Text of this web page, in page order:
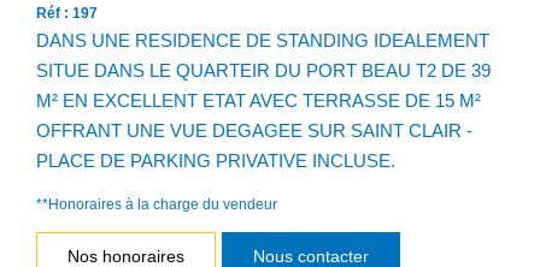
Réf : 197
DANS UNE RESIDENCE DE STANDING IDEALEMENT
SITUE DANS LE QUARTEIR DU PORT BEAU T2 DE 39
M² EN EXCELLENT ETAT AVEC TERRASSE DE 15 M²
OFFRANT UNE VUE DEGAGEE SUR SAINT CLAIR -
PLACE DE PARKING PRIVATIVE INCLUSE.
**Honoraires à la charge du vendeur
Nos honoraires Nous contacter